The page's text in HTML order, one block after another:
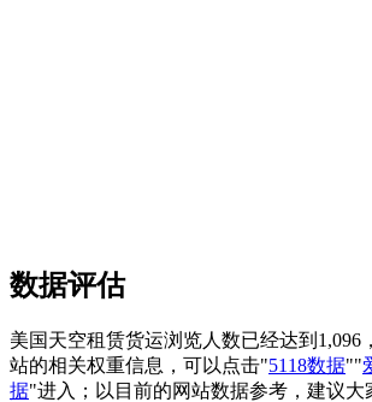
数据评估
美国天空租赁货运浏览人数已经达到1,096
站的相关权重信息，可以点击"5118数据""
据"进入；以目前的网站数据参考，建议大